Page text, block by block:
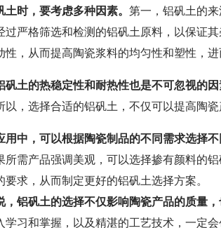
土时，要考虑多种因素。 第一，铝矾土的
过严格筛选和检测的铝矾土原料，以保证
性，从而提高陶瓷浆料的均匀性和塑性，进
矾土的热稳定性和耐热性也是不可忽视的因
以，选择合适的铝矾土，不仅可以提高陶
用中，可以根据陶瓷制品的不同需求选择
所需产品强调美观，可以选择掺有颜料的
要求，从而制定更好的铝矾土选择方案。
， 铝矾土的选择不仅影响陶瓷产品的质量
学习和掌握，以及精湛的工艺技术，一定